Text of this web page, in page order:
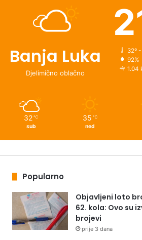
Banja Luka
Djelimično oblačno
32º -
92%
1.04
32 ℃
sub
35 ℃
ned
Popularno
Objavljeni loto
62. kola: Ovo su
brojevi
prije 3 dana